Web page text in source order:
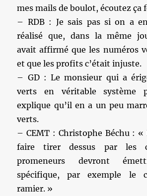
mes mails de boulot, écoutez ça
– RDB : Je sais pas si on a
réalisé que, dans la même
avait affirmé que les numéros
et que les profits c’était injuste.
– GD : Le monsieur qui a
verts en véritable système
explique qu’il en a un peu
verts.
– CEMT : Christophe Béchu : «
faire tirer dessus par les
promeneurs devront
spécifique, par exemple le
ramier. »